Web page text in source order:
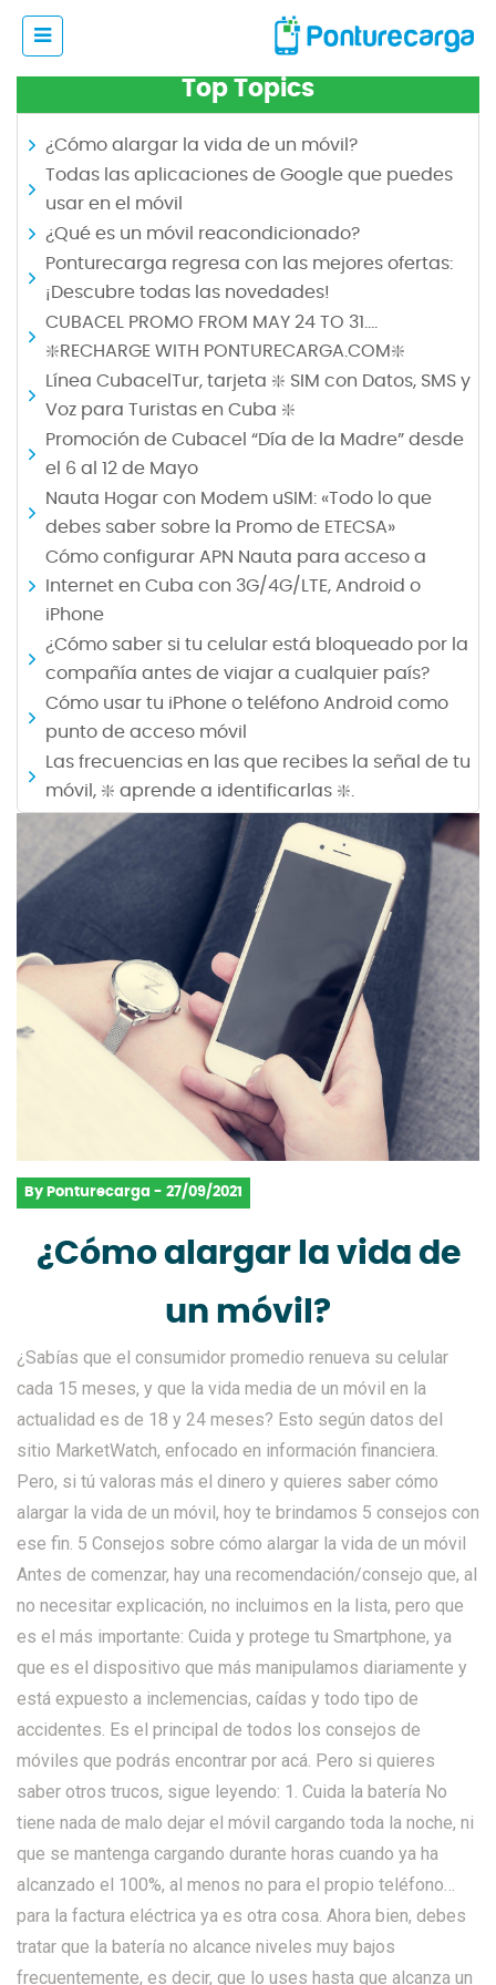
Top Topics
¿Cómo alargar la vida de un móvil?
Todas las aplicaciones de Google que puedes
usar en el móvil
¿Qué es un móvil reacondicionado?
Ponturecarga regresa con las mejores ofertas:
¡Descubre todas las novedades!
CUBACEL PROMO FROM MAY 24 TO 31.…
❇️RECHARGE WITH PONTURECARGA.COM❇️
Línea CubacelTur, tarjeta ❇️ SIM con Datos, SMS y
Voz para Turistas en Cuba ❇️
Promoción de Cubacel “Día de la Madre” desde
el 6 al 12 de Mayo
Nauta Hogar con Modem uSIM: «Todo lo que
debes saber sobre la Promo de ETECSA»
Cómo configurar APN Nauta para acceso a
Internet en Cuba con 3G/4G/LTE, Android o
iPhone
¿Cómo saber si tu celular está bloqueado por la
compañía antes de viajar a cualquier país?
Cómo usar tu iPhone o teléfono Android como
punto de acceso móvil
Las frecuencias en las que recibes la señal de tu
móvil, ❇️ aprende a identificarlas ❇️.
By Ponturecarga - 27/09/2021
¿Cómo alargar la vida de
un móvil?
¿Sabías que el consumidor promedio renueva su celular
cada 15 meses, y que la vida media de un móvil en la
actualidad es de 18 y 24 meses? Esto según datos del
sitio MarketWatch, enfocado en información financiera.
Pero, si tú valoras más el dinero y quieres saber cómo
alargar la vida de un móvil, hoy te brindamos 5 consejos con
ese fin. 5 Consejos sobre cómo alargar la vida de un móvil
Antes de comenzar, hay una recomendación/consejo que, al
no necesitar explicación, no incluimos en la lista, pero que
es el más importante: Cuida y protege tu Smartphone, ya
que es el dispositivo que más manipulamos diariamente y
está expuesto a inclemencias, caídas y todo tipo de
accidentes. Es el principal de todos los consejos de
móviles que podrás encontrar por acá. Pero si quieres
saber otros trucos, sigue leyendo: 1. Cuida la batería No
tiene nada de malo dejar el móvil cargando toda la noche, ni
que se mantenga cargando durante horas cuando ya ha
alcanzado el 100%, al menos no para el propio teléfono…
para la factura eléctrica ya es otra cosa. Ahora bien, debes
tratar que la batería no alcance niveles muy bajos
frecuentemente, es decir, que lo uses hasta que alcanza un